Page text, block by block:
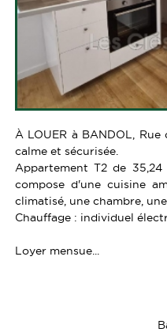
À LOUER à BANDOL,
calme et sécurisée.
Appartement T2 de
compose d'une cuisine
climatisé, une chambre,
Chauffage : individuel
Loyer mensue...